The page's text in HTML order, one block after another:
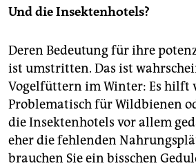
Und die Insektenhotels?
Deren Bedeutung für ihre
ist umstritten. Das ist
Vogelfüttern im Winter: Es hilft
Problematisch für Wildbienen
die Insektenhotels vor allem
eher die fehlenden
brauchen Sie ein bisschen